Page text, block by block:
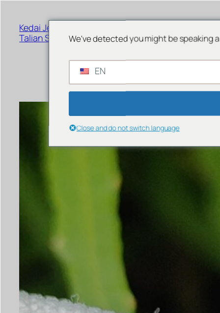
kandungan
Kedai Jed Barang Kemas Dalam
Talian SingapuraWe've detected you might be speaking
EN
Close and do not switch language